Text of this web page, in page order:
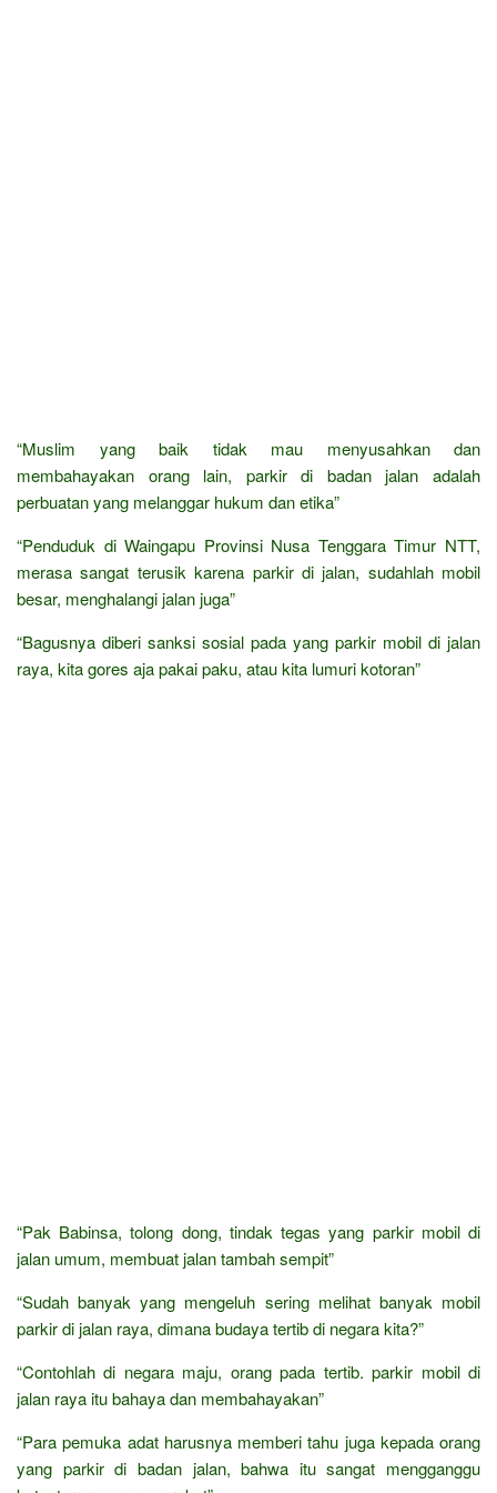
“Muslim yang baik tidak mau menyusahkan dan
membahayakan orang lain, parkir di badan jalan adalah
perbuatan yang melanggar hukum dan etika”
“Penduduk di Waingapu Provinsi Nusa Tenggara Timur NTT,
merasa sangat terusik karena parkir di jalan, sudahlah mobil
besar, menghalangi jalan juga”
“Bagusnya diberi sanksi sosial pada yang parkir mobil di jalan
raya, kita gores aja pakai paku, atau kita lumuri kotoran”
“Pak Babinsa, tolong dong, tindak tegas yang parkir mobil di
jalan umum, membuat jalan tambah sempit”
“Sudah banyak yang mengeluh sering melihat banyak mobil
parkir di jalan raya, dimana budaya tertib di negara kita?”
“Contohlah di negara maju, orang pada tertib. parkir mobil di
jalan raya itu bahaya dan membahayakan”
“Para pemuka adat harusnya memberi tahu juga kepada orang
yang parkir di badan jalan, bahwa itu sangat mengganggu